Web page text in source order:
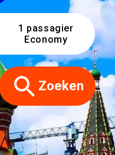
1 passagier
Economy
Zoeken